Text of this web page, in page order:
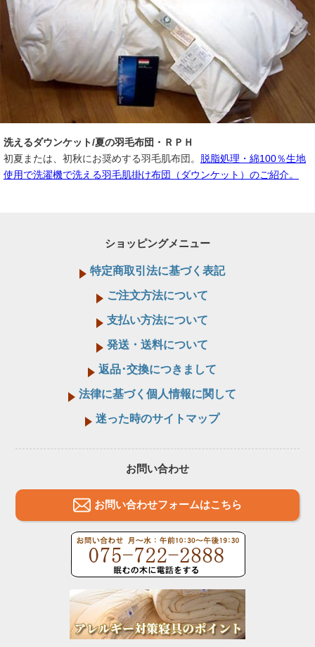
洗えるダウンケット/夏の羽毛布団・ＲＰＨ
初夏または、初秋にお奨めする羽毛肌布団。 脱脂処理・綿100％生地
使用で洗濯機で洗える羽毛肌掛け布団（ダウンケット）のご紹介。
ショッピングメニュー
特定商取引法に基づく表記
ご注文方法について
支払い方法について
発送・送料について
返品･交換につきまして
法律に基づく個人情報に関して
迷った時のサイトマップ
お問い合わせ
お問い合わせフォームはこちら